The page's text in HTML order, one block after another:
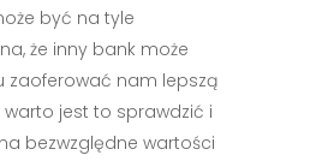
być na tyle
że inny bank może
zaoferować nam lepszą
jest to sprawdzić i
bezwzględne wartości